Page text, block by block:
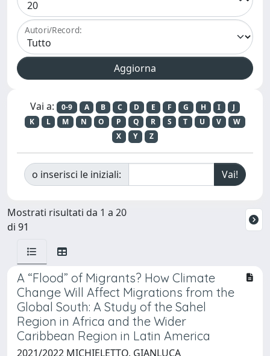
Autori/Record:
Vai a: 0-9 A B C D E F G H I
J
K
L M N O P Q R S T U V
W
X
Y Z
o inserisci le iniziali:
Mostrati risultati da 1 a 20
di 91
A “Flood” of Migrants? How Climate
Change Will Affect Migrations from the
Global South: A Study of the Sahel
Region in Africa and the Wider
Caribbean Region in Latin America
2021/2022 MICHIELETTO, GIANLUCA